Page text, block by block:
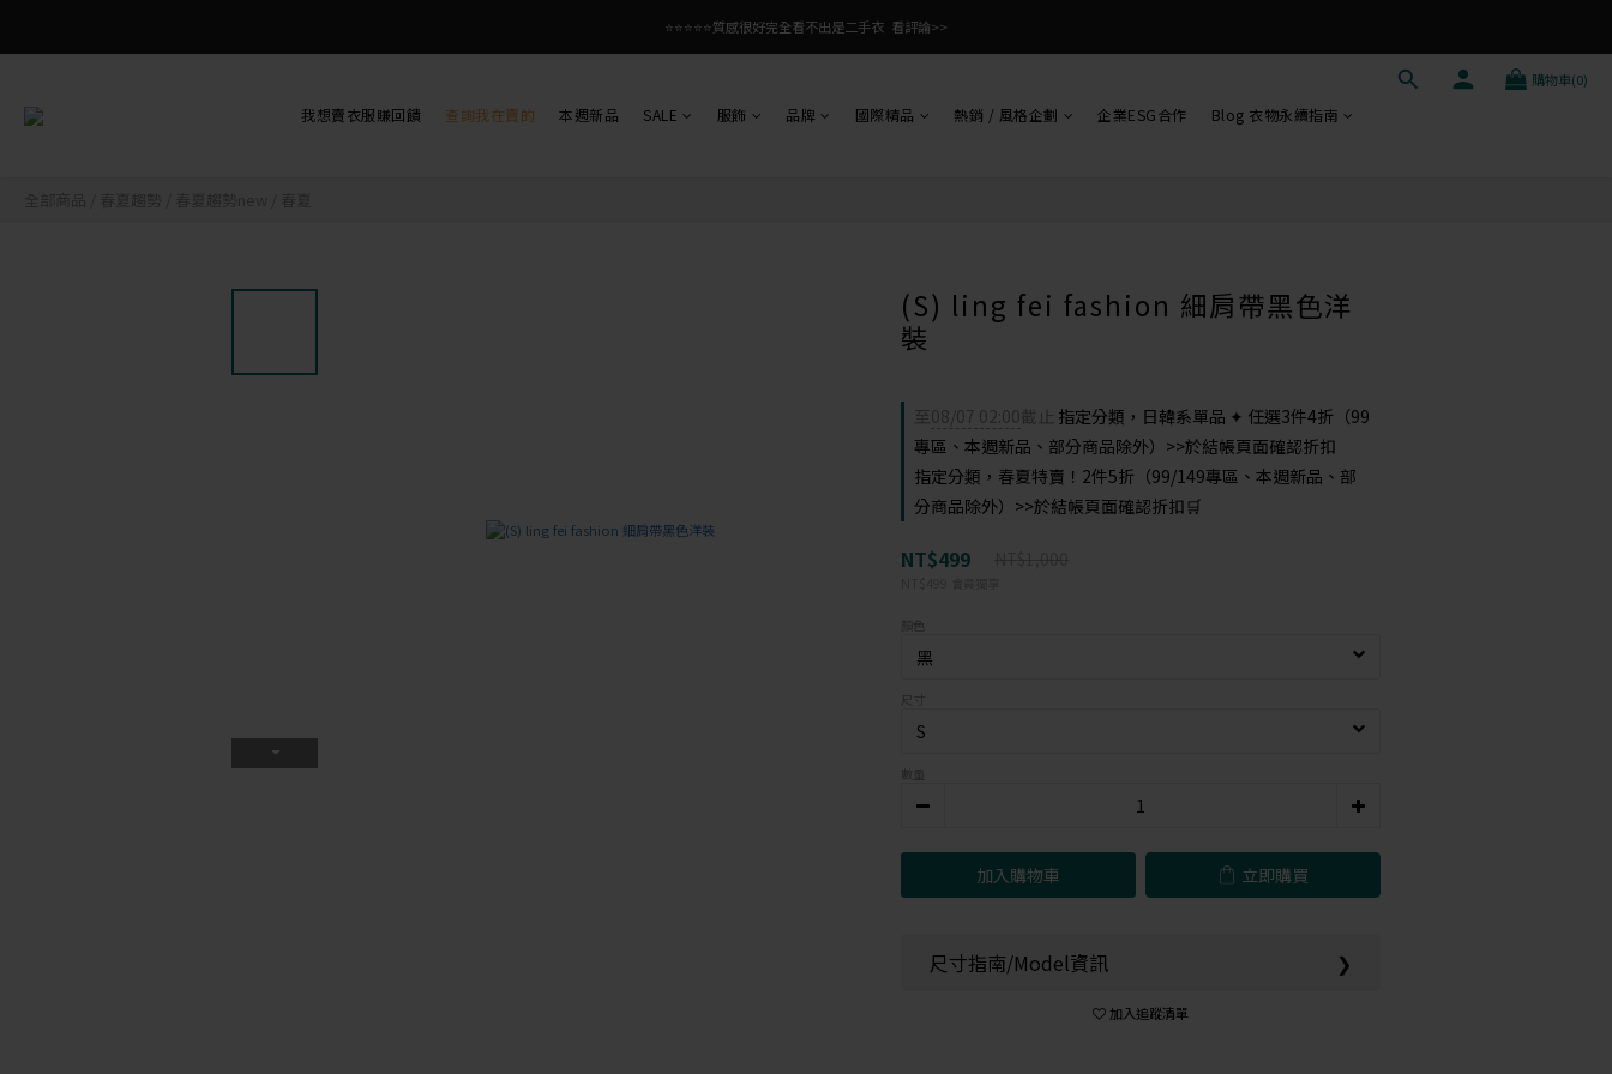
⭐⭐⭐⭐⭐質感很好完全看不出是二手衣  看評論>>
購物車(0)
我想賣衣服賺回饋 查詢我在賣的 本週新品 SALE 服飾 品牌 國際精品 熱銷 / 風格企劃 企業ESG合作 Blog 衣物永續指南
(S) ling fei fashion 細肩帶黑色洋
裝
至08/07 02:00截止 指定分類，日韓系單品 ✦ 任選3件4折（99
專區、本週新品、部分商品除外）>>於結帳頁面確認折扣
指定分類，春夏特賣！2件5折（99/149專區、本週新品、部
分商品除外）>>於結帳頁面確認折扣🛒
NT$499 NT$1,000
顏色
尺寸
數量
加入購物車 立即購買
尺寸指南/Model資訊 ❯
加入追蹤清單